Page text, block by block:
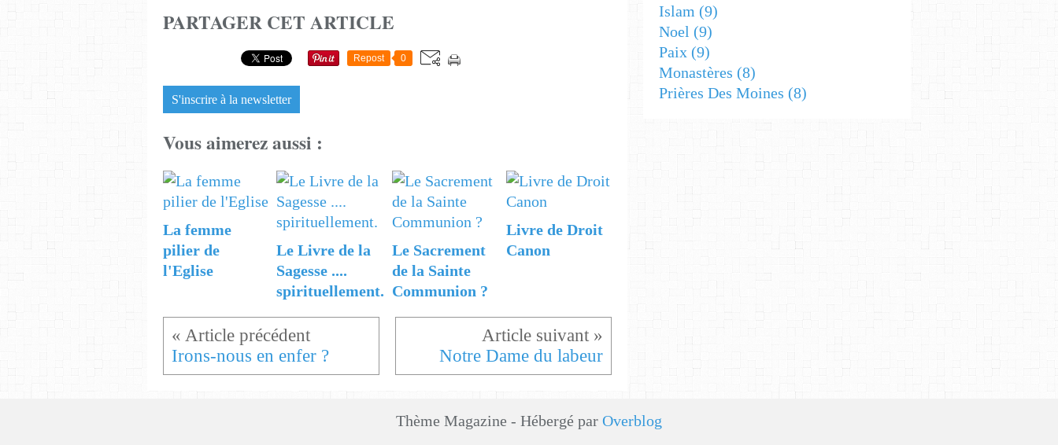
PARTAGER CET ARTICLE
Repost 0
S'inscrire à la newsletter
Vous aimerez aussi :
La femme
pilier de
l'Eglise
Le Livre de la
Sagesse ....
spirituellement.
Le Sacrement
de la Sainte
Communion ?
Livre de Droit
Canon
Irons-nous en enfer ? Notre Dame du labeur
Islam (9)
Noel (9)
Paix (9)
Monastères (8)
Prières Des Moines (8)
Thème Magazine - Hébergé par Overblog